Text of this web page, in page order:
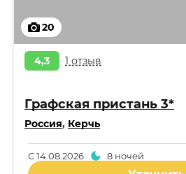
20
4,3 1 отзыв
Графская пристань 3*
Россия, Керчь
С14.08.2026 8 ночей